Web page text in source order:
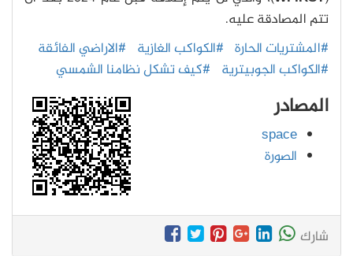
تتم المصادقة عليه.
#المشتريات الحارة #الكواكب الغازية #الاراضي الفائقة
#الكواكب الجوبيترية #كيف تشكل نظامنا الشمسي
المصادر
space
الصورة
شارك